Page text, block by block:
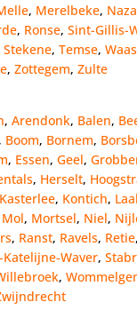
, Merelbeke,
, Ronse, Sint-Gillis-
Stekene, Temse,
, Zottegem, Zulte
, Arendonk, Balen,
, Boom, Bornem,
, Essen, Geel,
, Herselt,
Kasterlee, Kontich,
Mol, Mortsel, Niel,
, Ranst, Ravels, Retie,
Katelijne-Waver,
,